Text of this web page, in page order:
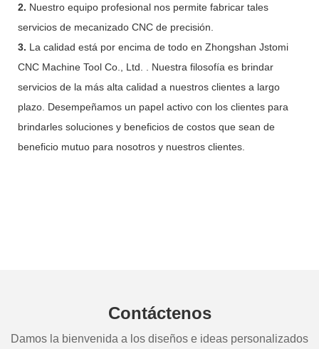
2. Nuestro equipo profesional nos permite fabricar tales
servicios de mecanizado CNC de precisión.
3. La calidad está por encima de todo en Zhongshan Jstomi
CNC Machine Tool Co., Ltd. . Nuestra filosofía es brindar
servicios de la más alta calidad a nuestros clientes a largo
plazo. Desempeñamos un papel activo con los clientes para
brindarles soluciones y beneficios de costos que sean de
beneficio mutuo para nosotros y nuestros clientes.
Contáctenos
Damos la bienvenida a los diseños e ideas personalizados